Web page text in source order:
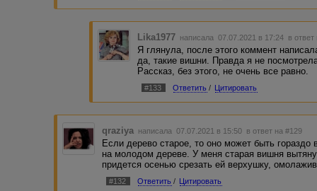
Lika1977 написала 07.07.2021 в 17:24 в
Я глянула, после этого коммент
да, такие вишни. Правда я не
Рассказ, без этого, не очень все равно.
#133 Ответить / Цитировать
qraziya написала 07.07.2021 в 15:50 в ответ на #129
Если дерево старое, то оно может быть
на молодом дереве. У меня старая вишня
придется осенью срезать ей верхушку,
#132 Ответить / Цитировать